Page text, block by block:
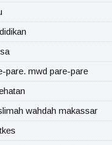
pare. mwd pare-pare
wahdah makassar